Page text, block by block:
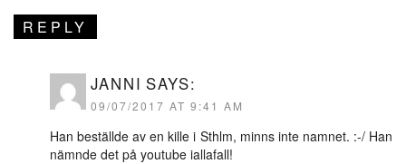
REPLY
JANNI SAYS:
09/07/2017 AT 9:41 AM
Han beställde av en kille i Sthlm, minns inte namnet. :-/ Han
nämnde det på youtube iallafall!